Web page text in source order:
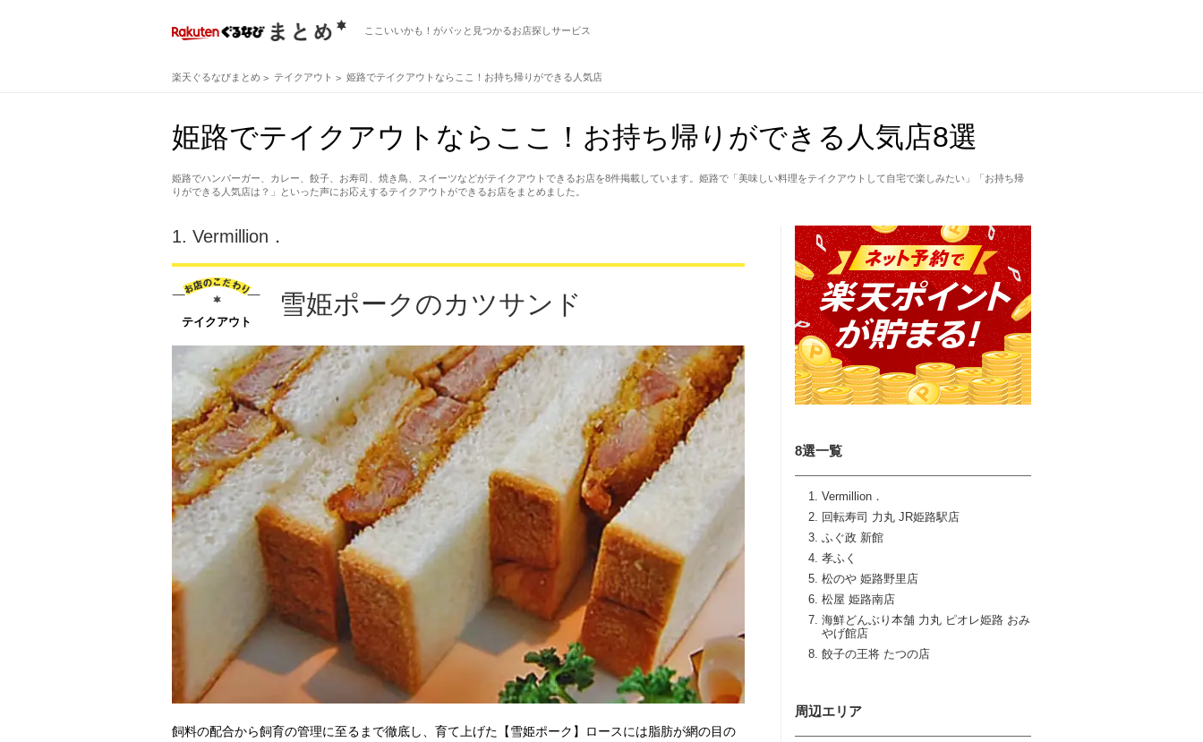
ここいいかも！がパッと見つかるお店探しサービス
楽天ぐるなびまとめ テイクアウト 姫路でテイクアウトならここ！お持ち帰りができる人気店
姫路でテイクアウトならここ！お持ち帰りができる人気店8選
姫路でハンバーガー、カレー、餃子、お寿司、焼き鳥、スイーツなどがテイクアウトできるお店を8件掲載しています。姫路で「美味しい料理をテイクアウトして自宅で楽しみたい」「お持ち帰
りができる人気店は？」といった声にお応えするテイクアウトができるお店をまとめました。
8選一覧
Vermillion．
回転寿司 力丸 JR姫路駅店
ふぐ政 新館
孝ふく
松のや 姫路野里店
松屋 姫路南店
海鮮どんぶり本舗 力丸 ピオレ姫路 おみ
やげ館店
餃子の王将 たつの店
1. Vermillion．
テイクアウト
雪姫ポークのカツサンド
飼料の配合から飼育の管理に至るまで徹底し、育て上げた【雪姫ポーク】ロースには脂肪が網の目の
周辺エリア